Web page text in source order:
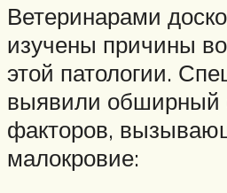
Ветеринарами
изучены причины
этой патологии.
выявили обширный
факторов,
малокровие: